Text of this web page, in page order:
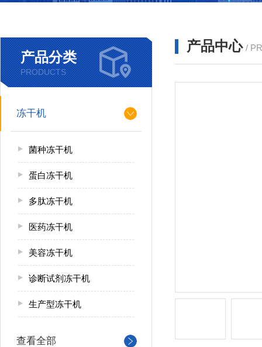
产品分类
PRODUCTS
冻干机
菌种冻干机
蛋白冻干机
多肽冻干机
医药冻干机
美容冻干机
诊断试剂冻干机
生产型冻干机
查看全部
产品中心 /